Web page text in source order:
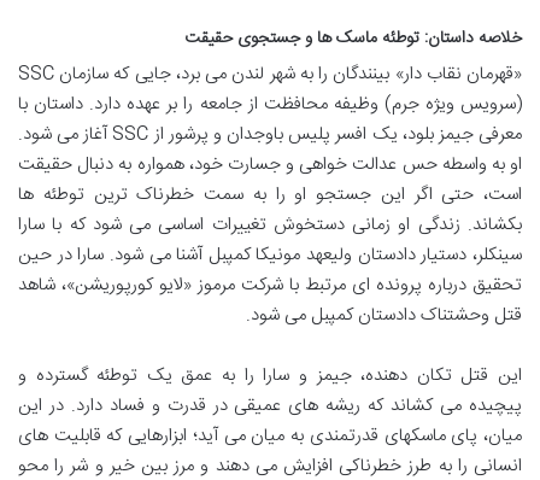
خلاصه داستان: توطئه ماسک ها و جستجوی حقیقت
«قهرمان نقاب دار» بینندگان را به شهر لندن می برد، جایی که سازمان SSC
(سرویس ویژه جرم) وظیفه محافظت از جامعه را بر عهده دارد. داستان با
معرفی جیمز بلود، یک افسر پلیس باوجدان و پرشور از SSC آغاز می شود.
او به واسطه حس عدالت خواهی و جسارت خود، همواره به دنبال حقیقت
است، حتی اگر این جستجو او را به سمت خطرناک ترین توطئه ها
بکشاند. زندگی او زمانی دستخوش تغییرات اساسی می شود که با سارا
سینکلر، دستیار دادستان ولیعهد مونیکا کمپبل آشنا می شود. سارا در حین
تحقیق درباره پرونده ای مرتبط با شرکت مرموز «لایو کورپوریشن»، شاهد
قتل وحشتناک دادستان کمپبل می شود.
این قتل تکان دهنده، جیمز و سارا را به عمق یک توطئه گسترده و
پیچیده می کشاند که ریشه های عمیقی در قدرت و فساد دارد. در این
میان، پای ماسکهای قدرتمندی به میان می آید؛ ابزارهایی که قابلیت های
انسانی را به طرز خطرناکی افزایش می دهند و مرز بین خیر و شر را محو